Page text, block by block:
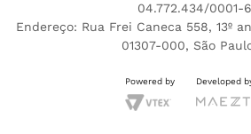
04.772.434/0001-
Endereço: Rua Frei Caneca 558, 13º
01307-000, São
Powered by Developed